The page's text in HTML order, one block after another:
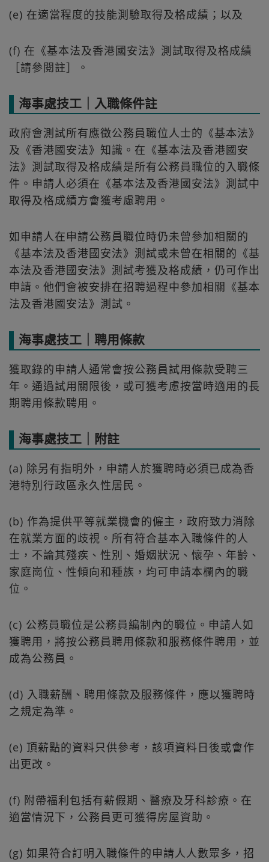
(e) 在適當程度的技能測驗取得及格成績；以及
(f) 在《基本法及香港國安法》測試取得及格成績
［請參閱註］。
海事處技工｜入職條件註
政府會測試所有應徵公務員職位人士的《基本法》
及《香港國安法》知識。在《基本法及香港國安
法》測試取得及格成績是所有公務員職位的入職條
件。申請人必須在《基本法及香港國安法》測試中
取得及格成績方會獲考慮聘用。
如申請人在申請公務員職位時仍未曾參加相關的
《基本法及香港國安法》測試或未曾在相關的《基
本法及香港國安法》測試考獲及格成績，仍可作出
申請。他們會被安排在招聘過程中參加相關《基本
法及香港國安法》測試。
海事處技工｜聘用條款
獲取錄的申請人通常會按公務員試用條款受聘三
年。通過試用關限後，或可獲考慮按當時適用的長
期聘用條款聘用。
海事處技工｜附註
(a) 除另有指明外，申請人於獲聘時必須已成為香
港特別行政區永久性居民。
(b) 作為提供平等就業機會的僱主，政府致力消除
在就業方面的歧視。所有符合基本入職條件的人
士，不論其殘疾、性別、婚姻狀況、懷孕、年齡、
家庭崗位、性傾向和種族，均可申請本欄內的職
位。
(c) 公務員職位是公務員編制內的職位。申請人如
獲聘用，將按公務員聘用條款和服務條件聘用，並
成為公務員。
(d) 入職薪酬、聘用條款及服務條件，應以獲聘時
之規定為準。
(e) 頂薪點的資料只供參考，該項資料日後或會作
出更改。
(f) 附帶福利包括有薪假期、醫療及牙科診療。在
適當情況下，公務員更可獲得房屋資助。
(g) 如果符合訂明入職條件的申請人人數眾多，招